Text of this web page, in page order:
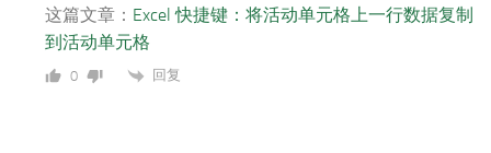
这篇文章： Excel 快捷键：将活动单元格上一行数据复制
到活动单元格
0 回复